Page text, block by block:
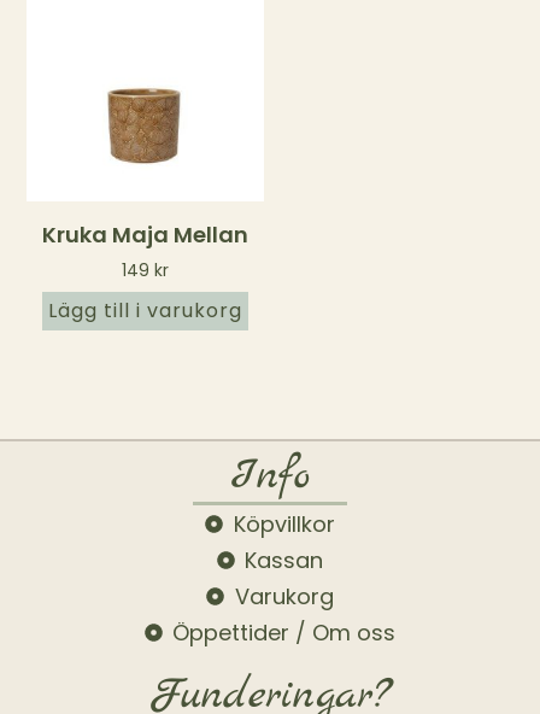
Kruka Maja Mellan
149kr
Lägg till i varukorg
Info
Köpvillkor
Kassan
Varukorg
Öppettider / Om oss
Funderingar?